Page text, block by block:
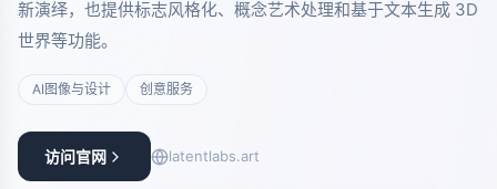
新演绎，也提供标志风格化、概念艺术处理和基于文本生成 3D
世界等功能。
AI图像与设计 创意服务
访问官网 latentlabs.art